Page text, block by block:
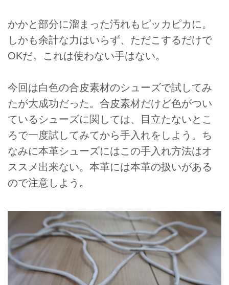
かかと部分に溜まった汚れもピッカピカに。
しかも余計な力はいらず、ただこするだけで
OKだ。これは使わない手はない。
今回は白色の合皮素材のシューズで試してみ
たが大成功だった。合皮素材だけど色がつい
ているシューズに関しては、目立たないとこ
ろで一度試してみてから手入れをしよう。ち
なみに本革シューズにはこの手入れ方法はオ
ススメ出来ない。本革には本革の扱いがある
ので注意しよう。